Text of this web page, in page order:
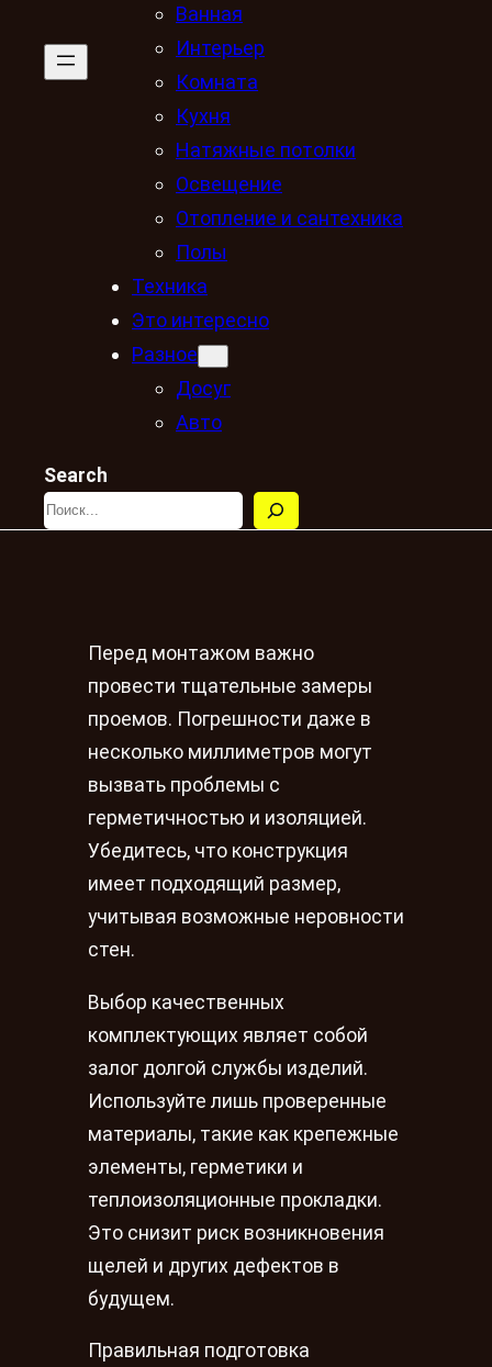
Ванная
Интерьер
Комната
Кухня
Натяжные потолки
Освещение
Отопление и сантехника
Полы
Техника
Это интересно
Разное
Досуг
Авто
Search
Перед монтажом важно
провести тщательные замеры
проемов. Погрешности даже в
несколько миллиметров могут
вызвать проблемы с
герметичностью и изоляцией.
Убедитесь, что конструкция
имеет подходящий размер,
учитывая возможные неровности
стен.
Выбор качественных
комплектующих являет собой
залог долгой службы изделий.
Используйте лишь проверенные
материалы, такие как крепежные
элементы, герметики и
теплоизоляционные прокладки.
Это снизит риск возникновения
щелей и других дефектов в
будущем.
Правильная подготовка